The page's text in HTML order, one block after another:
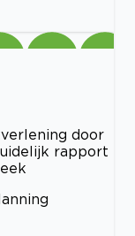
door
rapport